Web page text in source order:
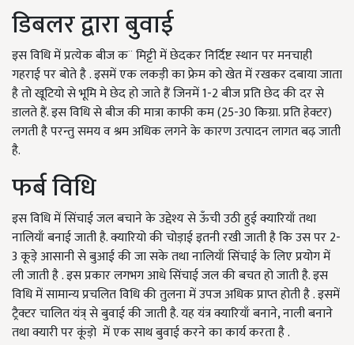
डिबलर द्वारा बुवाई
इस विधि में प्रत्येक बीज क¨ मिट्टी में छेदकर निर्दिष्ट स्थान पर मनचाही
गहराई पर बोते है . इसमें एक लकड़ी का फ्रेम को खेत में रखकर दबाया जाता
है तो खूटियो से भूमि मे छेद हो जाते हैं जिनमें 1-2 बीज प्रति छेद की दर से
डालते हैं. इस विधि से बीज की मात्रा काफी कम (25-30 किग्रा. प्रति हेक्टर)
लगती है परन्तु समय व श्रम अधिक लगने के कारण उत्पादन लागत बढ़ जाती
है.
फर्ब विधि
इस विधि में सिंचाई जल बचाने के उद्देश्य से ऊँची उठी हुई क्यारियाँ तथा
नालियाँ बनाई जाती है. क्यारियो की चोड़ाई इतनी रखी जाती है कि उस पर 2-
3 कूड़े आसानी से बुआई की जा सके तथा नालियाँ सिंचाई के लिए प्रयोग में
ली जाती है . इस प्रकार लगभग आधे सिंचाई जल की बचत हो जाती है. इस
विधि में सामान्य प्रचलित विधि की तुलना में उपज अधिक प्राप्त होती है . इसमें
ट्रैक्टर चालित यंत्र् से बुवाई की जाती है. यह यंत्र क्यारियाँ बनाने, नाली बनाने
तथा क्यारी पर कूंड़ो में एक साथ बुवाई करने का कार्य करता है .